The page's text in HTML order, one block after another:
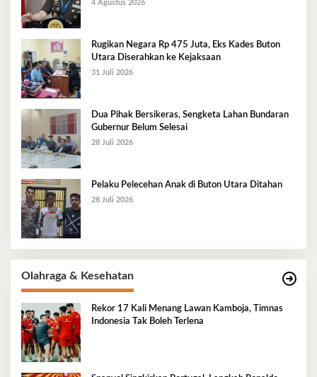
4 Agustus 2026
Rugikan Negara Rp 475 Juta, Eks Kades Buton
Utara Diserahkan ke Kejaksaan
31 Juli 2026
Dua Pihak Bersikeras, Sengketa Lahan Bundaran
Gubernur Belum Selesai
28 Juli 2026
Pelaku Pelecehan Anak di Buton Utara Ditahan
28 Juli 2026
Olahraga & Kesehatan
Rekor 17 Kali Menang Lawan Kamboja, Timnas
Indonesia Tak Boleh Terlena